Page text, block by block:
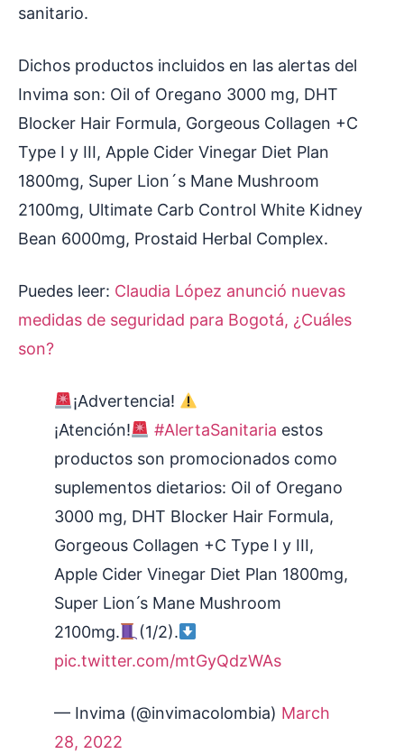
sanitario.
Dichos productos incluidos en las alertas del
Invima son: Oil of Oregano 3000 mg, DHT
Blocker Hair Formula, Gorgeous Collagen +C
Type I y III, Apple Cider Vinegar Diet Plan
1800mg, Super Lion´s Mane Mushroom
2100mg, Ultimate Carb Control White Kidney
Bean 6000mg, Prostaid Herbal Complex.
Puedes leer: Claudia López anunció nuevas
medidas de seguridad para Bogotá, ¿Cuáles
son?
¡Advertencia!
¡Atención!
#AlertaSanitaria estos
productos son promocionados como
suplementos dietarios: Oil of Oregano
3000 mg, DHT Blocker Hair Formula,
Gorgeous Collagen +C Type I y III,
Apple Cider Vinegar Diet Plan 1800mg,
Super Lion ́s Mane Mushroom
2100mg.
(1/2).
pic.twitter.com/mtGyQdzWAs
— Invima (@invimacolombia) March
28, 2022